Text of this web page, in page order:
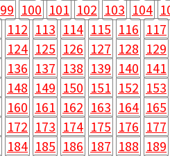
99 100 101 102 103 104
112 113 114 115 116 117
124 125 126 127 128 129
136 137 138 139 140 141
148 149 150 151 152 153
160 161 162 163 164 165
172 173 174 175 176 177
184 185 186 187 188 189